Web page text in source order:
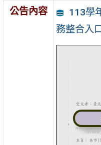
公告內容
113學
務整合入